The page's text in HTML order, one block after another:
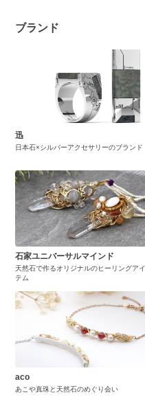
ブランド
迅
日本石×シルバーアクセサリーのブランド
石家ユニバーサルマインド
天然石で作るオリジナルのヒーリングアイ
テム
aco
あこや真珠と天然石のめぐり会い